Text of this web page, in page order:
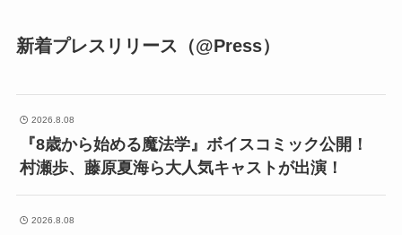
新着プレスリリース（@Press）
2026.8.08
『8歳から始める魔法学』ボイスコミック公開！
村瀬歩、藤原夏海ら大人気キャストが出演！
2026.8.08